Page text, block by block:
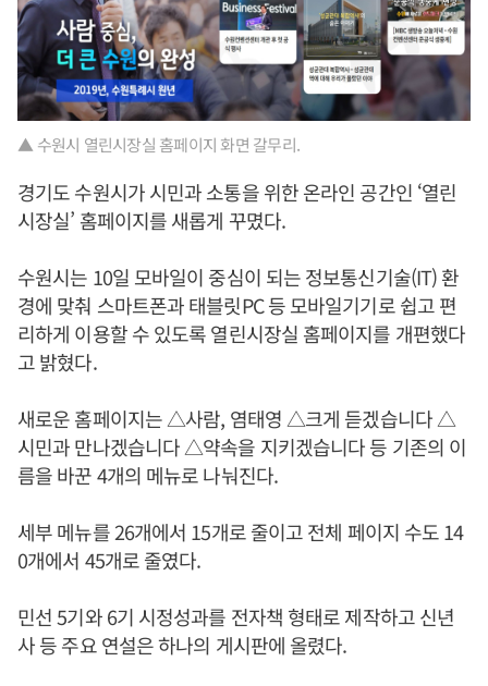
▲ 수원시 열린시장실 홈페이지 화면 갈무리.
경기도 수원시가 시민과 소통을 위한 온라인 공간인 ‘열린
시장실’ 홈페이지를 새롭게 꾸몄다.
수원시는 10일 모바일이 중심이 되는 정보통신기술(IT) 환
경에 맞춰 스마트폰과 태블릿PC 등 모바일기기로 쉽고 편
리하게 이용할 수 있도록 열린시장실 홈페이지를 개편했다
고 밝혔다.
새로운 홈페이지는 △사람, 염태영 △크게 듣겠습니다 △
시민과 만나겠습니다 △약속을 지키겠습니다 등 기존의 이
름을 바꾼 4개의 메뉴로 나눠진다.
세부 메뉴를 26개에서 15개로 줄이고 전체 페이지 수도 14
0개에서 45개로 줄였다.
민선 5기와 6기 시정성과를 전자책 형태로 제작하고 신년
사 등 주요 연설은 하나의 게시판에 올렸다.